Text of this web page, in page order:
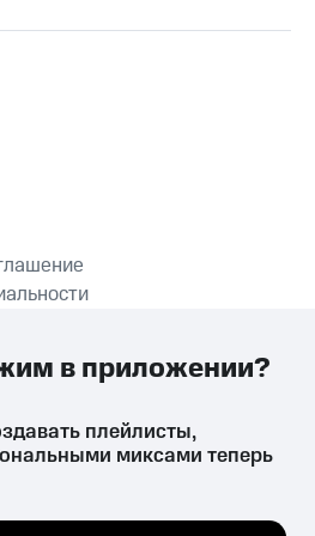
ПРИЛОЖЕНИЕ
аналогов причиняет вред здоровью,
плейлисты,
миксами теперь